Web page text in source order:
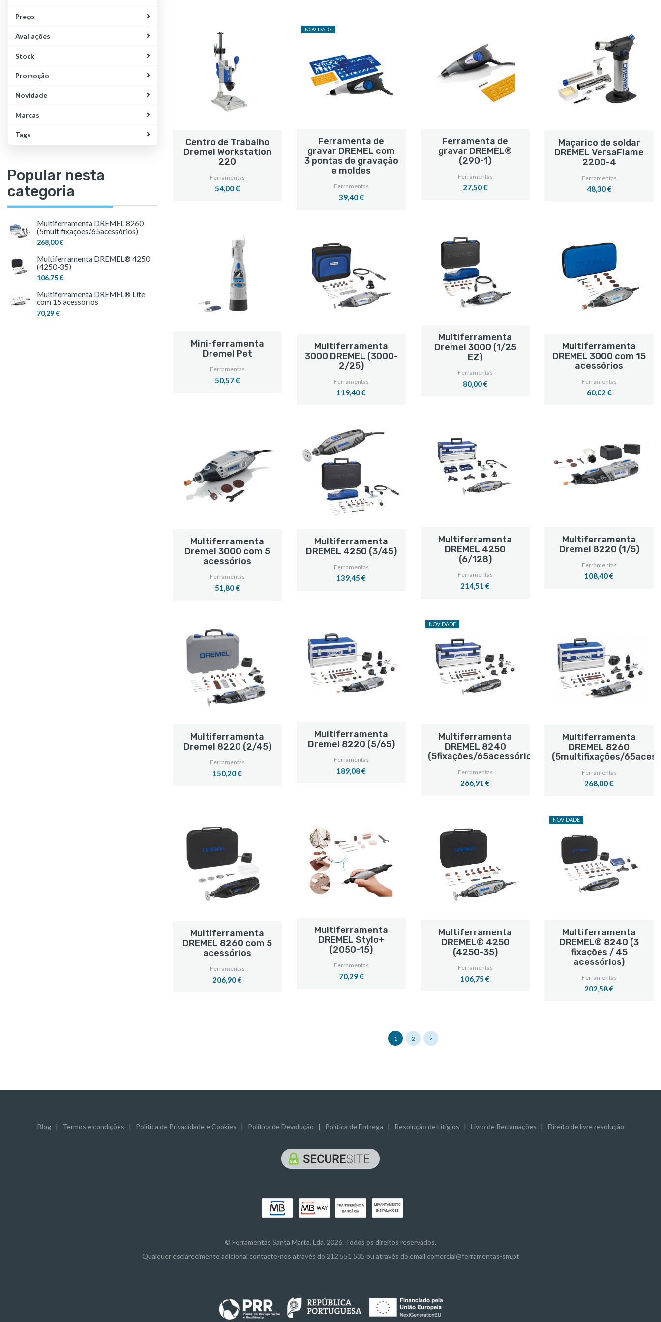
Preço
Avaliações
Stock
Promoção
Novidade
Marcas
Tags
Popular nesta
categoria
Multiferramenta DREMEL 8260
(5multifixações/65acessórios)
268,00 €
Multiferramenta DREMEL® 4250
(4250-35)
106,75 €
Multiferramenta DREMEL® Lite
com 15 acessórios
70,29 €
Centro de Trabalho
Dremel Workstation
220
Ferramentas
54,00 €
NOVIDADE
Ferramenta de
gravar DREMEL com
3 pontas de gravação
e moldes
Ferramentas
39,40 €
Ferramenta de
gravar DREMEL®
(290-1)
Ferramentas
27,50 €
Maçarico de soldar
DREMEL VersaFlame
2200-4
Ferramentas
48,30 €
Mini-ferramenta
Dremel Pet
Ferramentas
50,57 €
Multiferramenta
3000 DREMEL (3000-
2/25)
Ferramentas
119,40 €
Multiferramenta
Dremel 3000 (1/25
EZ)
Ferramentas
80,00 €
Multiferramenta
DREMEL 3000 com 15
acessórios
Ferramentas
60,02 €
Multiferramenta
Dremel 3000 com 5
acessórios
Ferramentas
51,80 €
Multiferramenta
DREMEL 4250 (3/45)
Ferramentas
139,45 €
Multiferramenta
DREMEL 4250
(6/128)
Ferramentas
214,51 €
Multiferramenta
Dremel 8220 (1/5)
Ferramentas
108,40 €
Multiferramenta
Dremel 8220 (2/45)
Ferramentas
150,20 €
Multiferramenta
Dremel 8220 (5/65)
Ferramentas
189,08 €
NOVIDADE
Multiferramenta
DREMEL 8240
(5fixações/65acessórios)
Ferramentas
266,91 €
Multiferramenta
DREMEL 8260
(5multifixações/
Ferramentas
268,00 €
Multiferramenta
DREMEL 8260 com 5
acessórios
Ferramentas
206,90 €
Multiferramenta
DREMEL Stylo+
(2050-15)
Ferramentas
70,29 €
Multiferramenta
DREMEL® 4250
(4250-35)
Ferramentas
106,75 €
NOVIDADE
Multiferramenta
DREMEL® 8240 (3
fixações / 45
acessórios)
Ferramentas
202,58 €
1 2 >
Blog| Termos e condições Política de Privacidade e Cookies Política de Devolução Política de Entrega Resolução de Litígios Livro de Reclamações Direito de livre resolução
© Ferramentas Santa Marta, Lda. 2026. Todos os direitos reservados.
Qualquer esclarecimento adicional contacte-nos através do 212 551 535 ou através do email comercial@ferramentas-sm.pt